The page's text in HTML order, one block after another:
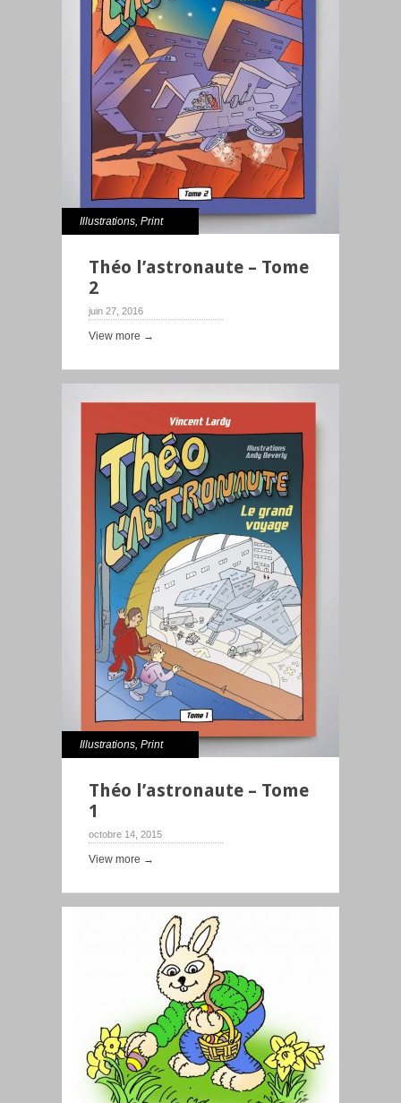
Illustrations, Print
Théo l’astronaute – Tome
2
juin 27, 2016
View more →
Illustrations, Print
Théo l’astronaute – Tome
1
octobre 14, 2015
View more →